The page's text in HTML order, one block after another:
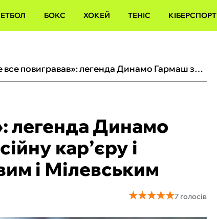
БОКС ХОКЕЙ ТЕНІС КІБЕРСПОРТ
«Я вже все повигравав»: легенда Динамо Гармаш закінчує професійну кар’єру і пояснив, чи буде з Алієвим і Мілевським
легенда Динамо
кар’єру і
і Мілевським
★★★★★
★★★★★7 голосів